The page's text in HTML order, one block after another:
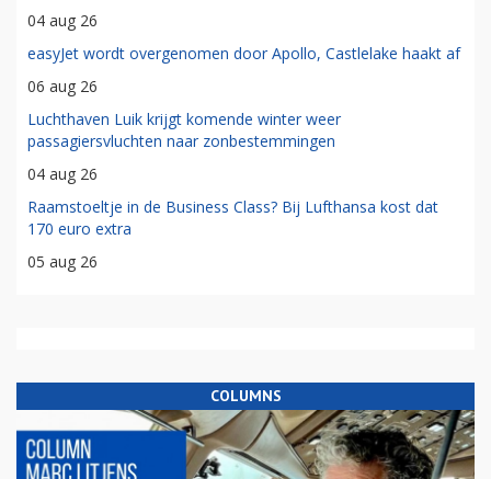
04 aug 26
easyJet wordt overgenomen door Apollo, Castlelake haakt af
06 aug 26
Luchthaven Luik krijgt komende winter weer
passagiersvluchten naar zonbestemmingen
04 aug 26
Raamstoeltje in de Business Class? Bij Lufthansa kost dat
170 euro extra
05 aug 26
COLUMNS